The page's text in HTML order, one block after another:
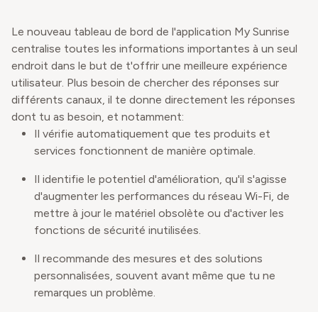
Le nouveau tableau de bord de l'application My Sunrise
centralise toutes les informations importantes à un seul
endroit dans le but de t'offrir une meilleure expérience
utilisateur. Plus besoin de chercher des réponses sur
différents canaux, il te donne directement les réponses
dont tu as besoin, et notamment:
Il vérifie automatiquement que tes produits et
services fonctionnent de manière optimale.
Il identifie le potentiel d'amélioration, qu'il s'agisse
d'augmenter les performances du réseau Wi-Fi, de
mettre à jour le matériel obsolète ou d'activer les
fonctions de sécurité inutilisées.
Il recommande des mesures et des solutions
personnalisées, souvent avant même que tu ne
remarques un problème.